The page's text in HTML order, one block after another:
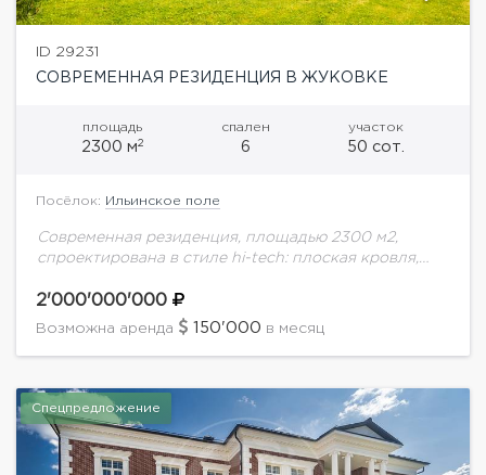
ID 29231
СОВРЕМЕННАЯ РЕЗИДЕНЦИЯ В ЖУКОВКЕ
площадь
2300 м2
спален
6
участок
50 сот.
Посёлок: Ильинское поле
Современная резиденция, площадью 2300 м2,
спроектирована в стиле hi-tech: плоская кровля,
натуральным камнем. Контраст гладких стеклянных
поверхностей с фактурным кирпичом
2'000'000'000
Возможна аренда 150'000 в месяц
Спецпредложение